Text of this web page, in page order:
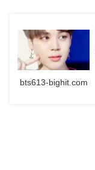
bts613-bighit.com